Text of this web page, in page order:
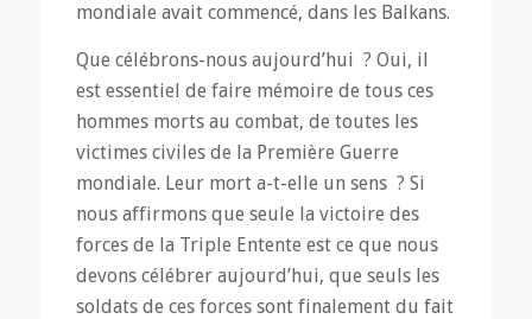
mondiale avait commencé, dans les Balkans.
Que célébrons-nous aujourd’hui ? Oui, il
est essentiel de faire mémoire de tous ces
hommes morts au combat, de toutes les
victimes civiles de la Première Guerre
mondiale. Leur mort a-t-elle un sens ? Si
nous affirmons que seule la victoire des
forces de la Triple Entente est ce que nous
devons célébrer aujourd’hui, que seuls les
soldats de ces forces sont finalement du fait